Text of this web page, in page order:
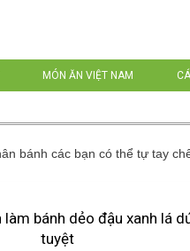
MÓN ĂN VIỆT NAM
bánh các bạn có thể tự tay
bánh dẻo đậu xanh lá
tuyệt